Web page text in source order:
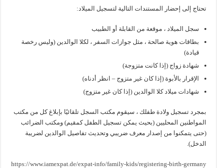
تحتاج إلى إحضار المستندات التالية لتسجيل الميلاد:
سجل الميلاد ، موقعة من القابلة أو الطبيب
بطاقات هوية صالحة ، مثل جوازات السفر ، لكلا الوالدين (وليس رخصة
قيادة)
شهادة زواج (إذا كانت متزوجة)
الإقرار بالأبوة (إذا كان غير متزوج – انظر أدناه)
شهادات ميلاد كلا الوالدين (إذا كان غير متزوج)
بمجرد تسجيل ولادة طفلك ، سيقوم مكتب السجل تلقائيًا بإبلاغ كل من مكتب
المواطنين المحليين (بحيث يمكن تسجيل الطفل كمقيم) ومكتب الضرائب
(حتى يتمكنوا من إصدار معرف ضريبي وتحديث تفاصيل الوالدين لضريبة
الدخل).
https://www.iamexpat.de/expat-info/family-kids/registering-birth-germany